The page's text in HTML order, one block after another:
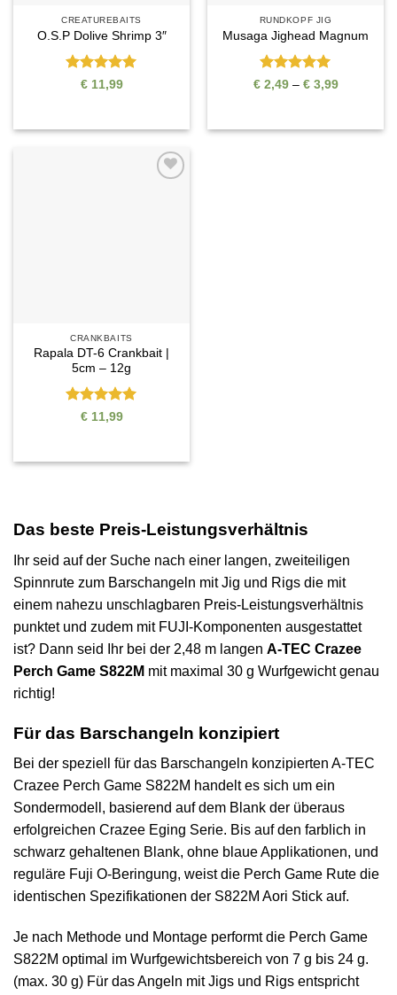
CREATUREBAITS
O.S.P Dolive Shrimp 3″
Bewertet
€11,99
RUNDKOPF JIG
Musaga Jighead Magnum
Bewertet
€2,49 – €3,99
CRANKBAITS
Rapala DT-6 Crankbait |
5cm – 12g
Bewertet
€11,99
Das beste Preis-Leistungsverhältnis
Ihr seid auf der Suche nach einer langen, zweiteiligen
Spinnrute zum Barschangeln mit Jig und Rigs die mit
einem nahezu unschlagbaren Preis-Leistungsverhältnis
punktet und zudem mit FUJI-Komponenten ausgestattet
ist? Dann seid Ihr bei der 2,48 m langen A-TEC Crazee
Perch Game S822M mit maximal 30 g Wurfgewicht genau
richtig!
Für das Barschangeln konzipiert
Bei der speziell für das Barschangeln konzipierten A-TEC
Crazee Perch Game S822M handelt es sich um ein
Sondermodell, basierend auf dem Blank der überaus
erfolgreichen Crazee Eging Serie. Bis auf den farblich in
schwarz gehaltenen Blank, ohne blaue Applikationen, und
reguläre Fuji O-Beringung, weist die Perch Game Rute die
identischen Spezifikationen der S822M Aori Stick auf.
Je nach Methode und Montage performt die Perch Game
S822M optimal im Wurfgewichtsbereich von 7 g bis 24 g.
(max. 30 g) Für das Angeln mit Jigs und Rigs entspricht